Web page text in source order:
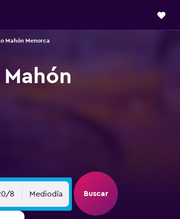
Mahón Menorca
8 Mediodía Buscar